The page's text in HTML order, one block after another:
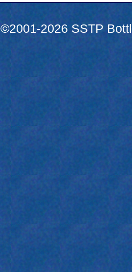
©2001-2026 SSTP